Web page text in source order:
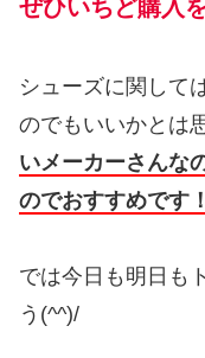
ぜひいちど購入
シューズに関して
のでもいいかとは
いメーカーさんな
のでおすすめです！
では今日も明日も
う(^^)/